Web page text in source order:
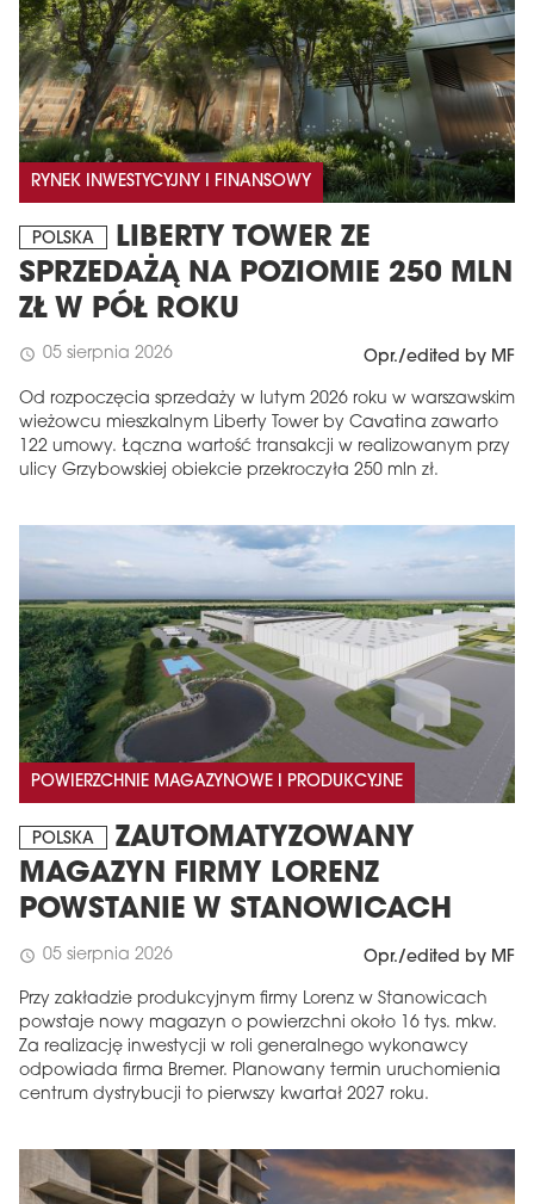
RYNEK INWESTYCYJNY I FINANSOWY
POLSKA
LIBERTY TOWER ZE
SPRZEDAŻĄ NA POZIOMIE 250 MLN
ZŁ W PÓŁ ROKU
schedule 05 sierpnia 2026 Opr./edited by MF
Od rozpoczęcia sprzedaży w lutym 2026 roku w warszawskim
wieżowcu mieszkalnym Liberty Tower by Cavatina zawarto
122 umowy. Łączna wartość transakcji w realizowanym przy
ulicy Grzybowskiej obiekcie przekroczyła 250 mln zł.
POWIERZCHNIE MAGAZYNOWE I PRODUKCYJNE
POLSKA
ZAUTOMATYZOWANY
MAGAZYN FIRMY LORENZ
POWSTANIE W STANOWICACH
schedule 05 sierpnia 2026 Opr./edited by MF
Przy zakładzie produkcyjnym firmy Lorenz w Stanowicach
powstaje nowy magazyn o powierzchni około 16 tys. mkw.
Za realizację inwestycji w roli generalnego wykonawcy
odpowiada firma Bremer. Planowany termin uruchomienia
centrum dystrybucji to pierwszy kwartał 2027 roku.